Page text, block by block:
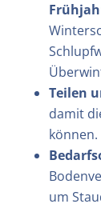
Teilen
damit
können.
um